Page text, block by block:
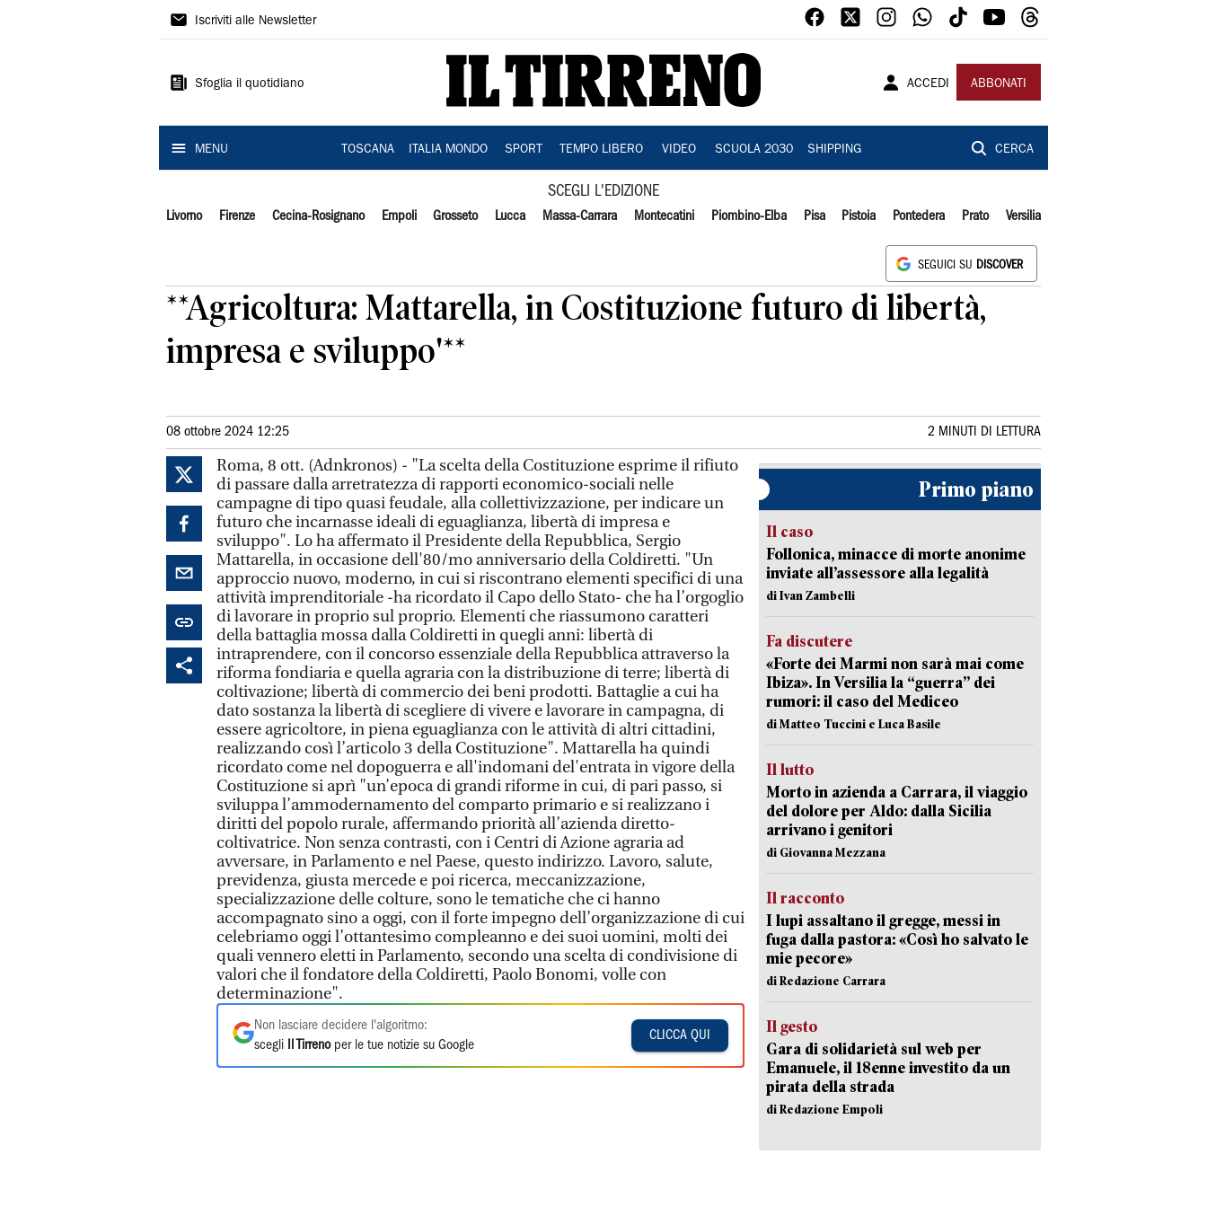
Il
Iscriviti alle Newsletter
Sfoglia il quotidiano ACCEDI ABBONATI
MENU TOSCANA ITALIA MONDO SPORT TEMPO LIBERO VIDEO SCUOLA 2030 SHIPPING CERCA
SCEGLI L'EDIZIONE
Livorno Firenze Cecina-Rosignano Empoli Grosseto Lucca Massa-Carrara Montecatini Piombino-Elba Pisa Pistoia Pontedera Prato Versilia
SEGUICI SU DISCOVER
**Agricoltura: Mattarella, in Costituzione futuro di libertà,
impresa e sviluppo'**
08 ottobre 2024 12:25 2 MINUTI DI LETTURA
Roma, 8 ott. (Adnkronos) - "La scelta della Costituzione esprime il rifiuto
di passare dalla arretratezza di rapporti economico-sociali nelle
campagne di tipo quasi feudale, alla collettivizzazione, per indicare un
futuro che incarnasse ideali di eguaglianza, libertà di impresa e
sviluppo". Lo ha affermato il Presidente della Repubblica, Sergio
Mattarella, in occasione dell'80/mo anniversario della Coldiretti. "Un
approccio nuovo, moderno, in cui si riscontrano elementi specifici di una
attività imprenditoriale -ha ricordato il Capo dello Stato- che ha l’orgoglio
di lavorare in proprio sul proprio. Elementi che riassumono caratteri
della battaglia mossa dalla Coldiretti in quegli anni: libertà di
intraprendere, con il concorso essenziale della Repubblica attraverso la
riforma fondiaria e quella agraria con la distribuzione di terre; libertà di
coltivazione; libertà di commercio dei beni prodotti. Battaglie a cui ha
dato sostanza la libertà di scegliere di vivere e lavorare in campagna, di
essere agricoltore, in piena eguaglianza con le attività di altri cittadini,
realizzando così l’articolo 3 della Costituzione". Mattarella ha quindi
ricordato come nel dopoguerra e all'indomani del'entrata in vigore della
Costituzione si aprì "un’epoca di grandi riforme in cui, di pari passo, si
sviluppa l’ammodernamento del comparto primario e si realizzano i
diritti del popolo rurale, affermando priorità all’azienda diretto-
coltivatrice. Non senza contrasti, con i Centri di Azione agraria ad
avversare, in Parlamento e nel Paese, questo indirizzo. Lavoro, salute,
previdenza, giusta mercede e poi ricerca, meccanizzazione,
specializzazione delle colture, sono le tematiche che ci hanno
accompagnato sino a oggi, con il forte impegno dell’organizzazione di cui
celebriamo oggi l’ottantesimo compleanno e dei suoi uomini, molti dei
quali vennero eletti in Parlamento, secondo una scelta di condivisione di
valori che il fondatore della Coldiretti, Paolo Bonomi, volle con
determinazione".
Non lasciare decidere l'algoritmo:
scegli
Il Tirrenoper le tue notizie su Google
CLICCA QUI
Primo piano
Il caso
Follonica, minacce di morte anonime
inviate all’assessore alla legalità
di Ivan Zambelli
Fa discutere
«Forte dei Marmi non sarà mai come
Ibiza». In Versilia la “guerra” dei
rumori: il caso del Mediceo
di Matteo Tuccini e Luca Basile
Il lutto
Morto in azienda a Carrara, il viaggio
del dolore per Aldo: dalla Sicilia
arrivano i genitori
di Giovanna Mezzana
Il racconto
I lupi assaltano il gregge, messi in
fuga dalla pastora: «Così ho salvato le
mie pecore»
di Redazione Carrara
Il gesto
Gara di solidarietà sul web per
Emanuele, il 18enne investito da un
pirata della strada
di Redazione Empoli